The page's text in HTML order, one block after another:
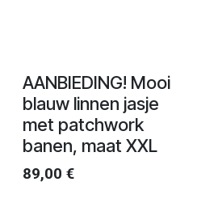
AANBIEDING! Mooi
blauw linnen jasje
met patchwork
banen, maat XXL
89,00 €